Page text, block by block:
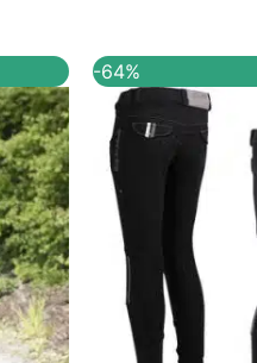
-64%
pris
var:
559,00